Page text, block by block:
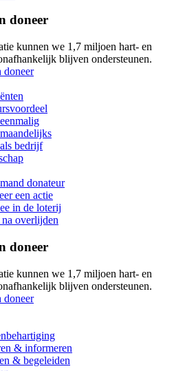
doneer
kunnen we 1,7 miljoen hart- en
blijven ondersteunen.
doneer
bedrijf
donateur
een actie
in de loterij
overlijden
doneer
kunnen we 1,7 miljoen hart- en
blijven ondersteunen.
doneer
& informeren
& begeleiden